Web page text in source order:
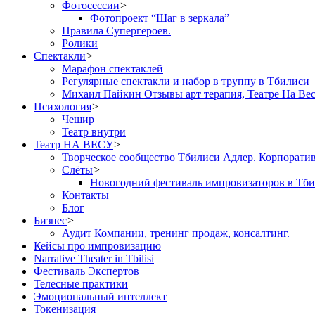
Фотосессии>
Фотопроект “Шаг в зеркала”
Правила Cупергероев.
Ролики
Спектакли>
Марафон спектаклей
Регулярные спектакли и набор в труппу в Тбилиси
Михаил Пайкин Отзывы арт терапия, Театре На
Психология>
Чешир
Театр внутри
Театр НА ВЕСУ>
Творческое сообщество Тбилиси Адлер.
Слёты>
Новогодний фестиваль импровизаторов в
Контакты
Блог
Бизнес>
Аудит Компании, тренинг продаж, консалтинг.
Кейсы про импровизацию
Narrative Theater in Tbilisi
Фестиваль Экспертов
Телесные практики
Эмоциональный интеллект
Токенизация